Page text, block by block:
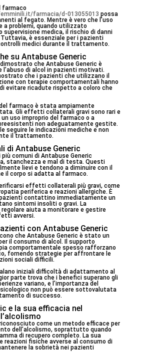
farmaco
farmacia/d-013055013 possa
al fegato. Mentre è vero che l’uso
a problemi, quando utilizzato
medica, il rischio di danni
è essenziale per i pazienti
medici durante il trattamento.
su Antabuse Generic
che Antabuse Generic è
l’abuso di alcol in pazienti motivati.
che i pazienti che utilizzano il
con terapie comportamentali hanno
evitare ricadute rispetto a coloro che
farmaco è stata ampiamente
Gli effetti collaterali gravi sono rari e
uso improprio del farmaco o a
non adeguatamente gestite.
seguire le indicazioni mediche e non
il trattamento.
di Antabuse Generic
comuni di Antabuse Generic
stanchezza e mal di testa. Questi
lievi e tendono a diminuire con il
il corpo si adatta al farmaco.
effetti collaterali più gravi, come
periferica e reazioni allergiche. È
contattino immediatamente un
sintomi insoliti o gravi. La
aiuta a monitorare e gestire
avversi.
con Antabuse Generic
che Antabuse Generic è stato un
il consumo di alcol. Il supporto
comportamentale spesso rafforzano
fornendo strategie per affrontare le
sociali difficili.
iniziali difficoltà di adattamento al
parte trova che i benefici superano gli
variano, e l’importanza del
non può essere sottovalutata
di successo.
e la sua efficacia nel
come un metodo efficace per
dell’alcolismo, soprattutto quando
di recupero completo. La sua
reazioni fisiche avverse al consumo di
la sobrietà nei pazienti